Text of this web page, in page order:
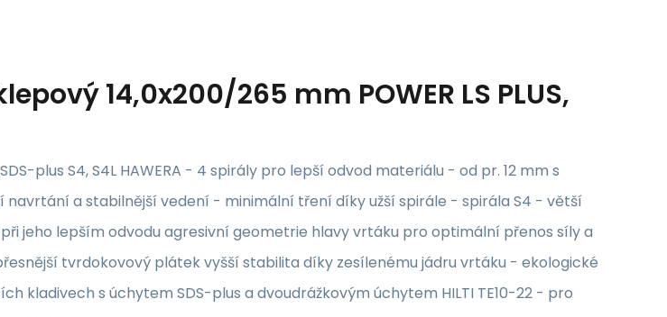
14,0x200/265 mm POWER LS PLUS,
plus S4, S4L HAWERA - 4 spirály pro lepší odvod materiálu - od pr. 12 mm s
a stabilnější vedení - minimální tření díky užší spirále - spirála S4 - větší
jeho lepším odvodu agresivní geometrie hlavy vrtáku pro optimální přenos síly a
tvrdokovový plátek vyšší stabilita díky zesílenému jádru vrtáku - ekologické
kladivech s úchytem SDS-plus a dvoudrážkovým úchytem HILTI TE10-22 - pro